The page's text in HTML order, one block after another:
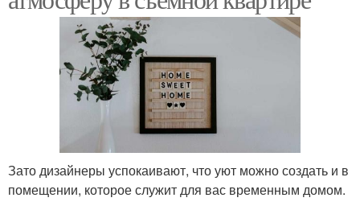
Зато дизайнеры успокаивают, что уют можно создать и в
помещении, которое служит для вас временным домом.